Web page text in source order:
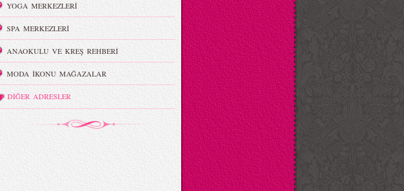
YOGA MERKEZLERİ
SPA MERKEZLERİ
ANAOKULU VE KREŞ REHBERİ
MODA İKONU MAĞAZALAR
DİĞER ADRESLER